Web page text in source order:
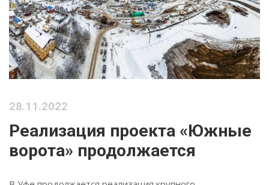
28.11.2022
Реализация проекта «Южные
ворота» продолжается